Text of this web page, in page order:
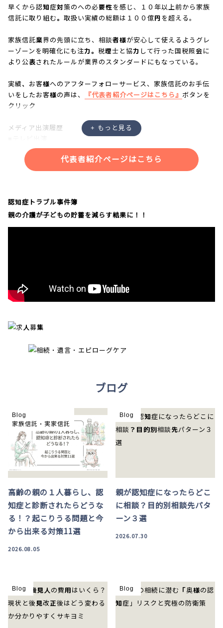
早くから認知症対策のへの必要性を感じ、１０年以上前から家族
信託に取り組む。取扱い実績の総額は１００億円を超える。
家族信託業界の先頭に立ち、相談者様が安心して使えるようグレ
ーゾーンを明確化にも注力。税理士と協力して行った国税照会に
より公表されたルールが業界のスタンダードにもなっている。
実績、お客様へのアフターフォローサービス、家族信託のお手伝
いをしたお客様の声は、
『代表者紹介ページはこちら』 ボタンを
クリック
メディア出演履歴
・NHK「あさイチ」
・NHK「クローズアップ現代プラス」
・NHK「ニュースウォッチ９」
代表者紹介ページはこちら
認知症トラブル事件簿
親の介護が子どもの貯蓄を減らす結果に！！
ブログ
高齢の親の１人暮らし、認
知症と診断されたらどうな
る！？起こりうる問題と今
から出来る対策11選
2026.08.05
Blog
家族信託・実家信託
親が認知症になったらどこ
に相談？目的別相談先パタ
ーン３選
2026.07.30
Blog
Blog Blog